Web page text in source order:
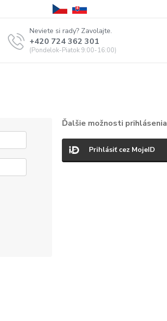
Neviete si rady? Zavolajte.
+420 724 362 301
(Pondelok-Piatok 9:00-16:00)
Ďalšie možnosti prihlásenia
Prihlásiť cez MojeID